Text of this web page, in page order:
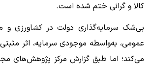
کالا و گرانی ختم شده است.
بی‌شک سرمایه‌گذاری دولت در کشاورزی و
عمومی، به‌واسطه موجودی سرمایه، اثر
می‌کند؛ اما طبق گزارش مرکز پژوهش‌های